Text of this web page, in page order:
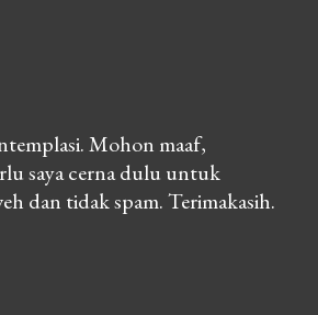
Mohon maaf,
saya cerna dulu untuk
dan tidak spam. Terimakasih.